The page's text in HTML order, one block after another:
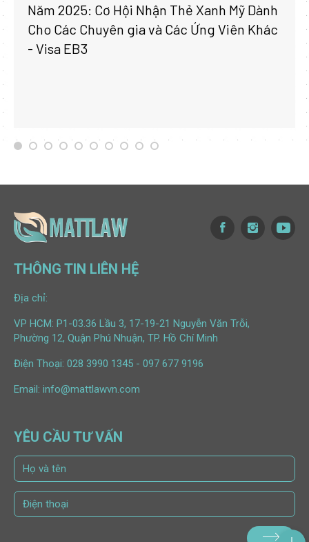
Năm 2025: Cơ Hội Nhận Thẻ Xanh Mỹ Dành
Cho Các Chuyên gia và Các Ứng Viên Khác
- Visa EB3
THÔNG TIN LIÊN HỆ
Địa chỉ:
VP HCM: P1-03.36 Lầu 3, 17-19-21 Nguyễn Văn Trỗi,
Phường 12, Quận Phú Nhuận, TP. Hồ Chí Minh
Điện Thoại: 028 3990 1345 - 097 677 9196
Email: info@mattlawvn.com
YÊU CẦU TƯ VẤN